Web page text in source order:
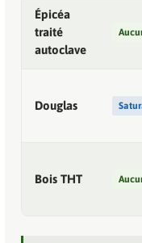
Épicéa
traité
autoclave
Douglas
Bois THT